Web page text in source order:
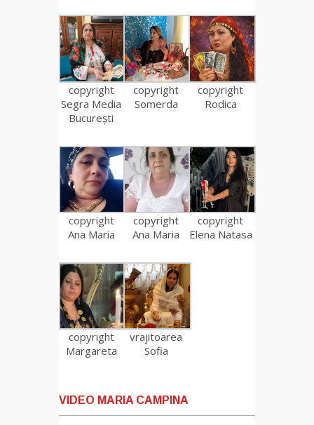
copyright
Segra Media
București
copyright
Somerda
copyright
Rodica
copyright
Ana Maria
copyright
Ana Maria
copyright
Elena Natasa
copyright
Margareta
vrajitoarea
Sofia
VIDEO MARIA CAMPINA